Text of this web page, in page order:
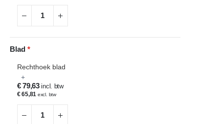
Blad
Rechthoek blad
+
€ 79,63
€ 65,81